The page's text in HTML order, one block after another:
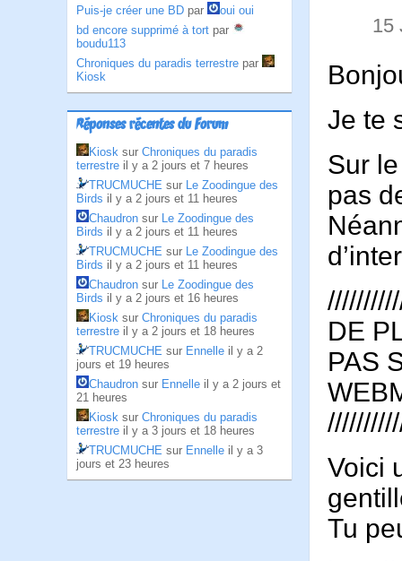
Puis-je créer une BD par
oui oui
bd encore supprimé à tort par
boudu113
Chroniques du paradis terrestre par
Kiosk
Réponses récentes du Forum
Kiosk sur Chroniques du paradis
terrestre il y a 2 jours et 7 heures
TRUCMUCHE sur Le Zoodingue des
Birds il y a 2 jours et 11 heures
Chaudron sur Le Zoodingue des
Birds il y a 2 jours et 11 heures
TRUCMUCHE sur Le Zoodingue des
Birds il y a 2 jours et 11 heures
Chaudron sur Le Zoodingue des
Birds il y a 2 jours et 16 heures
Kiosk sur Chroniques du paradis
terrestre il y a 2 jours et 18 heures
TRUCMUCHE sur Ennelle il y a 2
jours et 19 heures
Chaudron sur Ennelle il y a 2 jours et
21 heures
Kiosk sur Chroniques du paradis
terrestre il y a 3 jours et 18 heures
TRUCMUCHE sur Ennelle il y a 3
jours et 23 heures
15
Je te
Sur
pas
DE
PAS
Voici
Tu